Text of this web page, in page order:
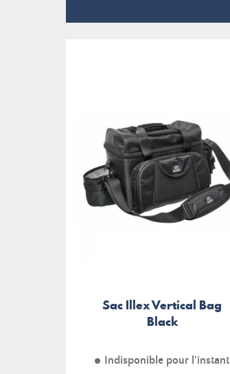
Sac Illex Vertical Bag
Black
Indisponible pour l'instant